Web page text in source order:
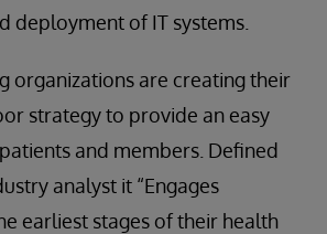
deployment of IT systems.
organizations are creating their
strategy to provide an easy
and members. Defined
analyst it “Engages
earliest stages of their health